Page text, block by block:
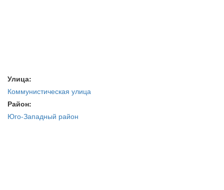
Улица:
Коммунистическая улица
Район:
Юго-Западный район